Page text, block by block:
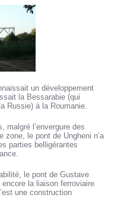
un développement
la Bessarabie (qui
Russie) à la Roumanie.
malgré l’envergure des
le pont de Ungheni n’a
parties belligérantes
le pont de Gustave
encore la liaison ferroviaire
une construction